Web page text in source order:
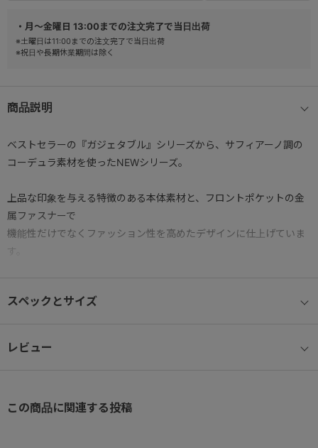
・月～金曜日 13:00までの注文完了で当日出荷
※土曜日は11:00までの注文完了で当日出荷
※祝日や長期休業期間は除く
商品説明
ベストセラーの『ガジェタブル』シリーズから、サフィアーノ調の
コーデュラ素材を使ったNEWシリーズ。
上品な印象を与える特徴のある本体素材と、フロントポケットの金
属ファスナーで
機能性だけでなくファッション性を高めたデザインに仕上げていま
す。
㎝）
● 荷物の仕分け収納がしやすい2気室タイプ
気性も両立させました。
スペックとサイズ
レビュー
この商品に関連する投稿